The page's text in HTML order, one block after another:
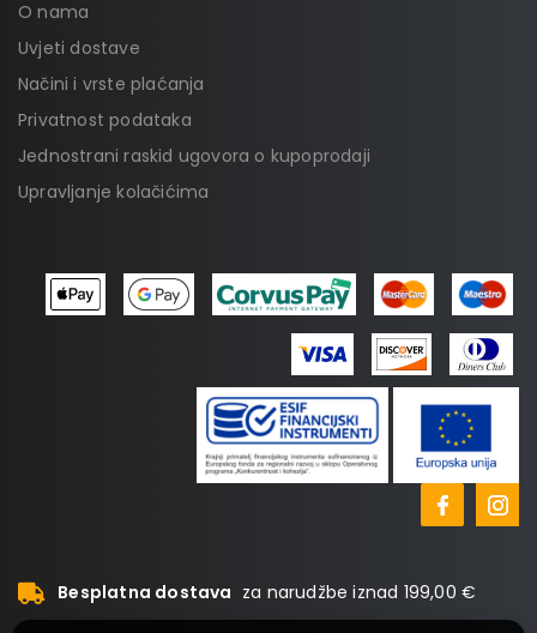
O nama
Uvjeti dostave
Načini i vrste plaćanja
Privatnost podataka
Jednostrani raskid ugovora o kupoprodaji
Upravljanje kolačićima
Besplatna dostava za narudžbe iznad 199,00 €